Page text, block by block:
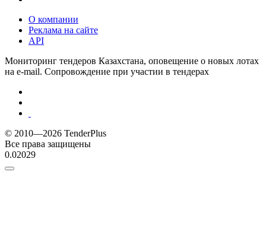
О компании
Реклама на сайте
API
Мониторинг тендеров Казахстана, оповещение о новых лотах
на e-mail. Сопровождение при участии в тендерах
© 2010—2026 TenderPlus
Все права защищены
0.02029